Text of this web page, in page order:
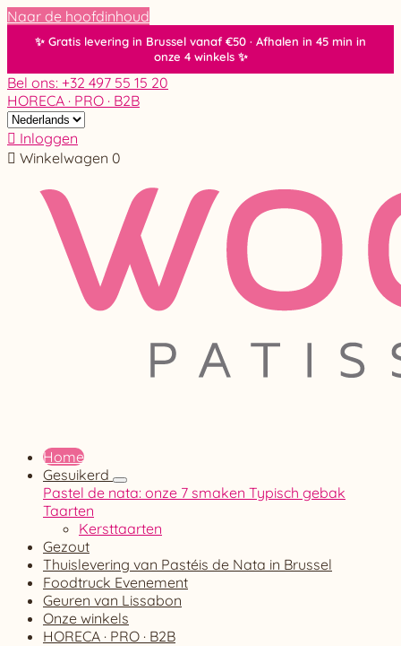
Naar de hoofdinhoud
Bel ons: +32 497 55 15 20
HORECA · PRO · B2B
 Inloggen
 Winkelwagen 0
Home
Gesuikerd
Pastel de nata: onze 7 smaken Typisch gebak
Taarten
Kersttaarten
Gezout
Thuislevering van Pastéis de Nata in Brussel
Foodtruck Evenement
Geuren van Lissabon
Onze winkels
HORECA · PRO · B2B